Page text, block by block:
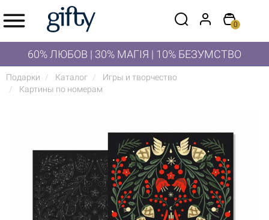
0
60% ЛЮБОВ | 30% МАГІЯ | 10% БЕЗУМСТВО
Подарки Каталог
Игры и творчество
Картины по номерам